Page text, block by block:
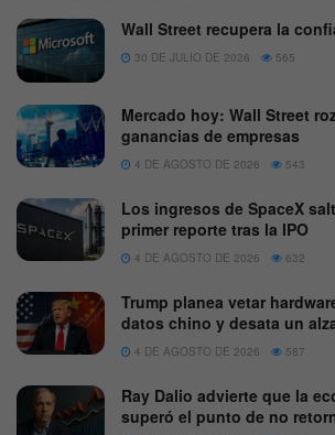
Wall Street recupera la
30 DE JULIO DE 2026 565
Mercado hoy: Wall Street
ganancias de empresas
4 DE AGOSTO DE 2026 543
Los ingresos de SpaceX
primer reporte tras la IPO
4 DE AGOSTO DE 2026 632
Trump planea vetar
datos chino y desata un
4 DE AGOSTO DE 2026 587
Ray Dalio advierte que la
superó el punto de no